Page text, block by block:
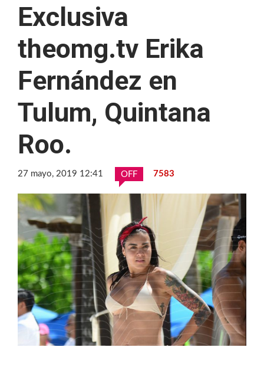
Exclusiva
theomg.tv Erika
Fernández en
Tulum, Quintana
Roo.
27 mayo, 2019 12:41 OFF 7583